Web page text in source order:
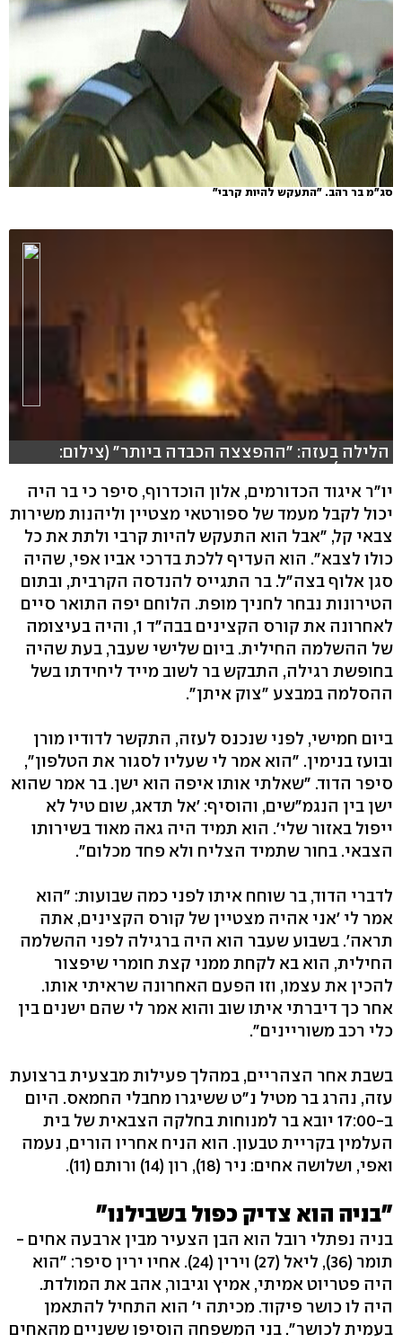
סג"מ בר רהב. "התעקש להיות קרבי"
hlsjs-lite: Network error
הלילה בעזה: "ההפצצה הכבדה ביותר" (צילום:
רויטרס)
יו"ר איגוד הכדורמים, אלון הוכדרוף, סיפר כי בר היה
יכול לקבל מעמד של ספורטאי מצטיין וליהנות משירות
צבאי קל, "אבל הוא התעקש להיות קרבי ולתת את כל
כולו לצבא". הוא העדיף ללכת בדרכי אביו אפי, שהיה
סגן אלוף בצה"ל. בר התגייס להנדסה הקרבית, ובתום
הטירונות נבחר לחניך מופת. הלוחם יפה התואר סיים
לאחרונה את קורס הקצינים בבה"ד 1, והיה בעיצומה
של ההשלמה החילית. ביום שלישי שעבר, בעת שהיה
בחופשת רגילה, התבקש בר לשוב מייד ליחידתו בשל
ההסלמה במבצע "צוק איתן".
ביום חמישי, לפני שנכנס לעזה, התקשר לדודיו מורן
ובועז בנימין. "הוא אמר לי שעליו לסגור את הטלפון",
סיפר הדוד. "שאלתי אותו איפה הוא ישן. בר אמר שהוא
ישן בין הנגמ"שים, והוסיף: 'אל תדאג, שום טיל לא
ייפול באזור שלי'. הוא תמיד היה גאה מאוד בשירותו
הצבאי. בחור שתמיד הצליח ולא פחד מכלום".
לדברי הדוד, בר שוחח איתו לפני כמה שבועות: "הוא
אמר לי 'אני אהיה מצטיין של קורס הקצינים, אתה
תראה'. בשבוע שעבר הוא היה ברגילה לפני ההשלמה
החילית, הוא בא לקחת ממני קצת חומרי שיפצור
להכין את עצמו, וזו הפעם האחרונה שראיתי אותו.
אחר כך דיברתי איתו שוב והוא אמר לי שהם ישנים בין
כלי רכב משוריינים".
בשבת אחר הצהריים, במהלך פעילות מבצעית ברצועת
עזה, נהרג בר מטיל נ"ט ששיגרו מחבלי החמאס. היום
ב-17:00 יובא בר למנוחות בחלקה הצבאית של בית
העלמין בקריית טבעון. הוא הניח אחריו הורים, נעמה
ואפי, ושלושה אחים: ניר (18), רון (14) ורותם (11).
"בניה הוא צדיק כפול בשבילנו"
בניה נפתלי רובל הוא הבן הצעיר מבין ארבעה אחים -
תומר (36), ליאל (27) וירין (24). אחיו ירין סיפר: "הוא
היה פטריוט אמיתי, אמיץ וגיבור, אהב את המולדת.
היה לו כושר פיקוד. מכיתה י' הוא התחיל להתאמן
בעמית לכושר". בני המשפחה הוסיפו ששניים מהאחים